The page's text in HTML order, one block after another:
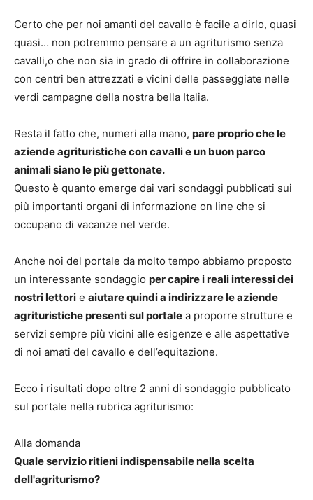
Certo che per noi amanti del cavallo è facile a dirlo, quasi
quasi… non potremmo pensare a un agriturismo senza
cavalli,o che non sia in grado di offrire in collaborazione
con centri ben attrezzati e vicini delle passeggiate nelle
verdi campagne della nostra bella Italia.
Resta il fatto che, numeri alla mano, pare proprio che le
aziende agrituristiche con cavalli e un buon parco
animali siano le più gettonate.
Questo è quanto emerge dai vari sondaggi pubblicati sui
più importanti organi di informazione on line che si
occupano di vacanze nel verde.
Anche noi del portale da molto tempo abbiamo proposto
un interessante sondaggio per capire i reali interessi dei
nostri lettori e aiutare quindi a indirizzare le aziende
agrituristiche presenti sul portale a proporre strutture e
servizi sempre più vicini alle esigenze e alle aspettative
di noi amati del cavallo e dell’equitazione.
Ecco i risultati dopo oltre 2 anni di sondaggio pubblicato
sul portale nella rubrica agriturismo:
Alla domanda
Quale servizio ritieni indispensabile nella scelta
dell'agriturismo?